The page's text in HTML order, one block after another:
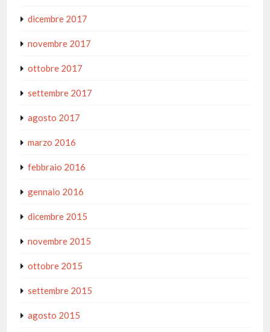
dicembre 2017
novembre 2017
ottobre 2017
settembre 2017
agosto 2017
marzo 2016
febbraio 2016
gennaio 2016
dicembre 2015
novembre 2015
ottobre 2015
settembre 2015
agosto 2015